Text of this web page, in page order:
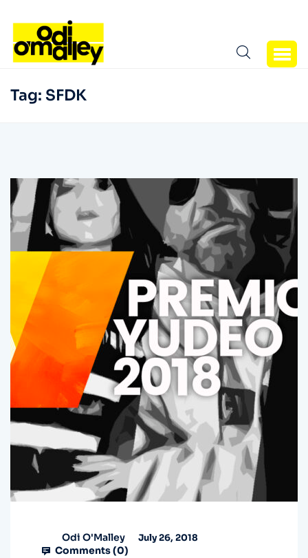
Tag: SFDK
Odi O'Malley July 26, 2018
Comments (0)